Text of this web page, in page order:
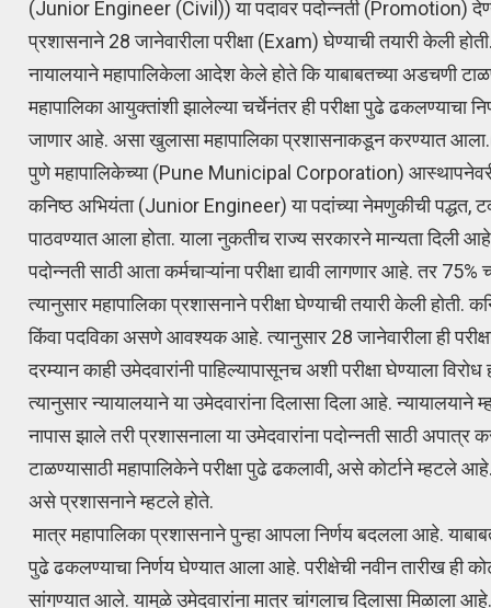
(Junior Engineer (Civil)) या पदावर पदोन्नती (Promotion) देण्यात
प्रशासनाने 28 जानेवारीला परीक्षा (Exam) घेण्याची तयारी केली
नायालयाने महापालिकेला आदेश केले होते कि याबाबतच्या अडचणी
महापालिका आयुक्तांशी झालेल्या चर्चेनंतर ही परीक्षा पुढे ढकलण्याचा
जाणार आहे. असा खुलासा महापालिका प्रशासनाकडून करण्यात
पुणे महापालिकेच्या (Pune Municipal Corporation)
कनिष्ठ अभियंता (Junior Engineer) या पदांच्या नेमणुकीची पद्धत,
पाठवण्यात आला होता. याला नुकतीच राज्य सरकारने मान्यता दिली
पदोन्नती साठी आता कर्मचाऱ्यांना परीक्षा द्यावी लागणार आहे.
त्यानुसार महापालिका प्रशासनाने परीक्षा घेण्याची तयारी केली
किंवा पदविका असणे आवश्यक आहे. त्यानुसार 28 जानेवारीला ही
दरम्यान काही उमेदवारांनी पाहिल्यापासूनच अशी परीक्षा घेण्याला
त्यानुसार न्यायालयाने या उमेदवारांना दिलासा दिला आहे. न्यायालयाने
नापास झाले तरी प्रशासनाला या उमेदवारांना पदोन्नती साठी
टाळण्यासाठी महापालिकेने परीक्षा पुढे ढकलावी, असे कोर्टाने म्हटले
असे प्रशासनाने म्हटले होते.
मात्र महापालिका प्रशासनाने पुन्हा आपला निर्णय बदलला आहे.
पुढे ढकलण्याचा निर्णय घेण्यात आला आहे. परीक्षेची नवीन तारीख ही
सांगण्यात आले. यामुळे उमेदवारांना मात्र चांगलाच दिलासा मिळाला आहे.